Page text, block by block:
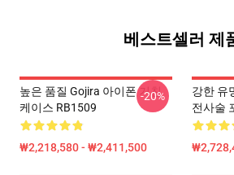
베스트셀러 제
높은 품질 Gojira 아이폰 거친
케이스 RB1509
₩2,218,580 - ₩2,411,500
-20%
강한 유
전사술